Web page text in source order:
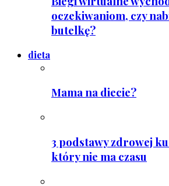
oczekiwaniom, czy
butelkę?
dieta
Mama na diecie?
3 podstawy zdrowej
który nie ma czasu